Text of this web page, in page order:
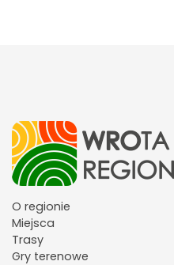
O regionie
Miejsca
Trasy
Gry terenowe